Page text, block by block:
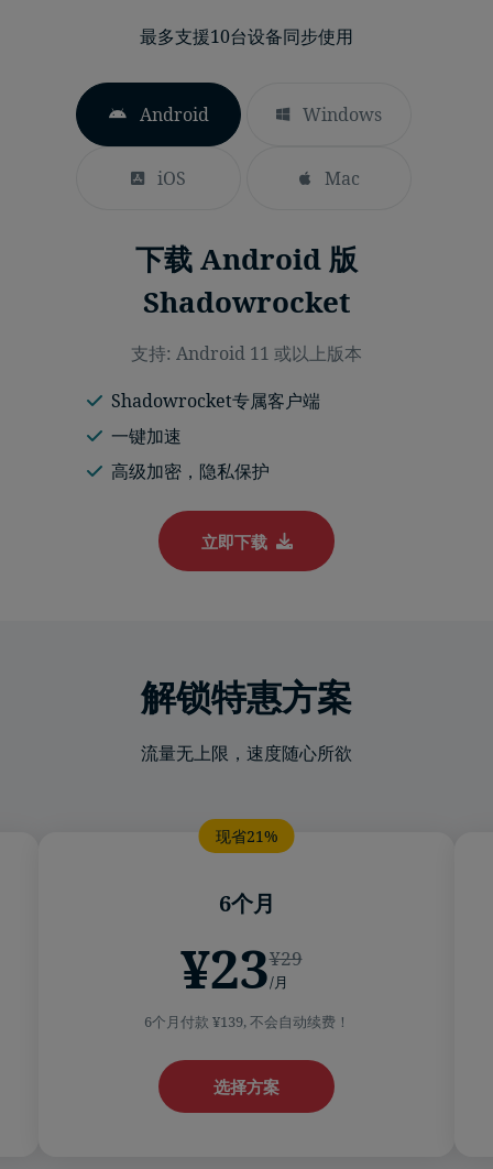
最多支援10台设备同步使用
Android Windows
iOS Mac
下载 Android 版
Shadowrocket
支持: Android 11 或以上版本
Shadowrocket专属客户端
一键加速
高级加密，隐私保护
立即下载
解锁特惠方案
流量无上限，速度随心所欲
6个月
¥23¥29
/月
6个月付款 ¥139, 不会自动续费！
选择方案